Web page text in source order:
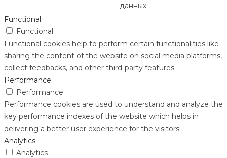
данных.
Functional
Functional
Functional cookies help to perform certain functionalities like
sharing the content of the website on social media platforms,
collect feedbacks, and other third-party features.
Performance
Performance
Performance cookies are used to understand and analyze the
key performance indexes of the website which helps in
delivering a better user experience for the visitors.
Analytics
Analytics